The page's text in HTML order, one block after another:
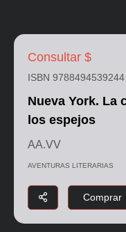
Consultar $
ISBN 9788494539244
Nueva York. La
los espejos
AA.VV
AVENTURAS LITERARIAS
Comprar